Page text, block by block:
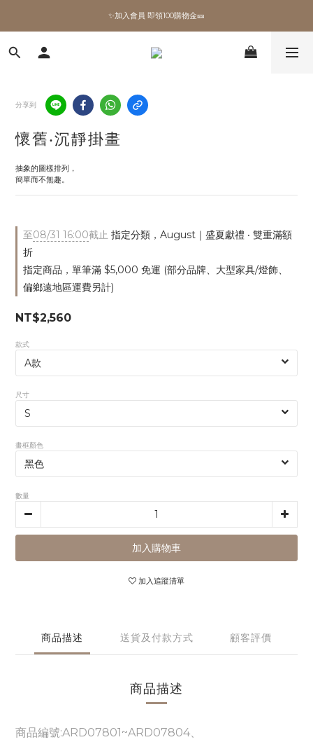
✨加入會員 即領100購物金🎫
✨加入會員 即領100購物金🎫
全館滿額現折🔥
✨加入會員 即領100購物金🎫
分享到
懷舊‧沉靜掛畫
抽象的圖樣排列，
簡單而不無趣。
至08/31 16:00截止 指定分類，August｜盛夏獻禮 ‧ 雙重滿額
折
指定商品，單筆滿 $5,000 免運 (部分品牌、大型家具/燈飾、
偏鄉遠地區運費另計)
NT$2,560
款式
尺寸
畫框顏色
數量
加入購物車
加入追蹤清單
商品描述 送貨及付款方式 顧客評價
商品描述
商品編號:ARD07801~ARD07804、